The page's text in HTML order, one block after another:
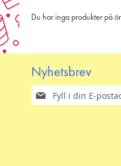
Du har inga produkter på
Nyhetsbrev
Prenumerera
på